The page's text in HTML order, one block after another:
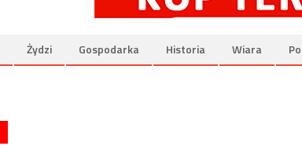
Żydzi Gospodarka Historia Wiara